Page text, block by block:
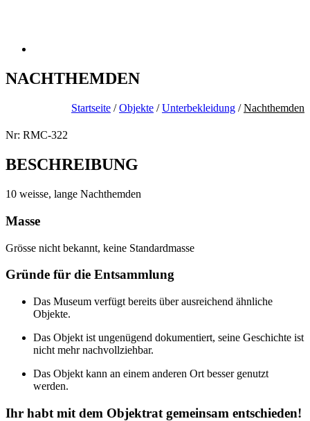
NACHTHEMDEN
Startseite /Objekte /Unterbekleidung /Nachthemden
Nr: RMC-322
BESCHREIBUNG
10 weisse, lange Nachthemden
Masse
Grösse nicht bekannt, keine Standardmasse
Gründe für die Entsammlung
Das Museum verfügt bereits über ausreichend ähnliche
Objekte.
Das Objekt ist ungenügend dokumentiert, seine Geschichte ist
nicht mehr nachvollziehbar.
Das Objekt kann an einem anderen Ort besser genutzt
werden.
Ihr habt mit dem Objektrat gemeinsam entschieden!